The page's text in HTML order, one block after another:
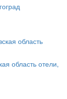
область отели,